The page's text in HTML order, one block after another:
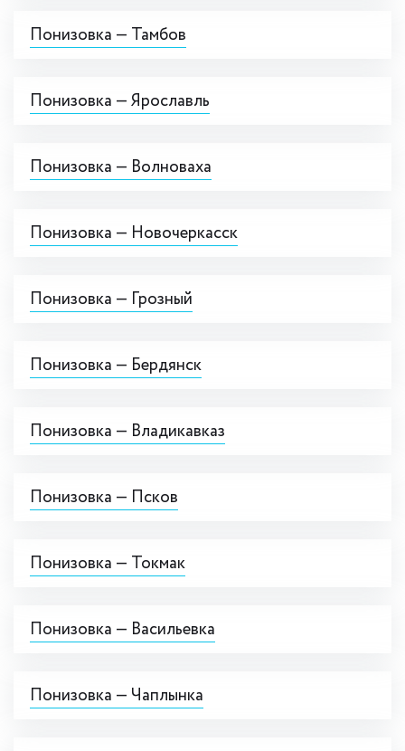
Понизовка — Тамбов
Понизовка — Ярославль
Понизовка — Волноваха
Понизовка — Новочеркасск
Понизовка — Грозный
Понизовка — Бердянск
Понизовка — Владикавказ
Понизовка — Псков
Понизовка — Токмак
Понизовка — Васильевка
Понизовка — Чаплынка